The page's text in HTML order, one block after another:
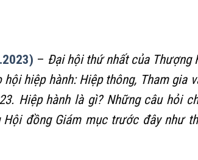
– Đại hội thứ nhất của Thượng
hội hiệp hành: Hiệp thông, Tham gia
Hiệp hành là gì? Những câu hỏi
đồng Giám mục trước đây như